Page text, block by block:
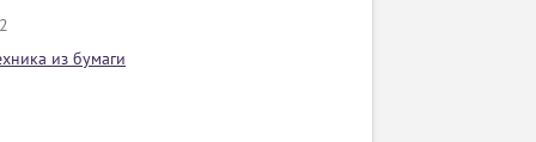
из бумаги